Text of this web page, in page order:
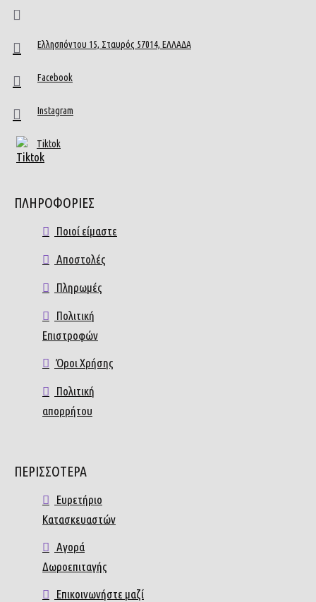
Ελλησπόντου 15, Σταυρός 57014, ΕΛΛΑΔΑ
Facebook
Instagram
Tiktok
ΠΛΗΡΟΦΟΡΙΕΣ
Ποιοί είμαστε
Αποστολές
Πληρωμές
Πολιτική
Επιστροφών
Όροι Χρήσης
Πολιτική
απορρήτου
ΠΕΡΙΣΣΟΤΕΡΑ
Ευρετήριο
Κατασκευαστών
Αγορά
Δωροεπιταγής
Επικοινωνήστε μαζί